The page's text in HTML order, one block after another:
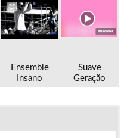
Ensemble
Insano
Suave
Geração